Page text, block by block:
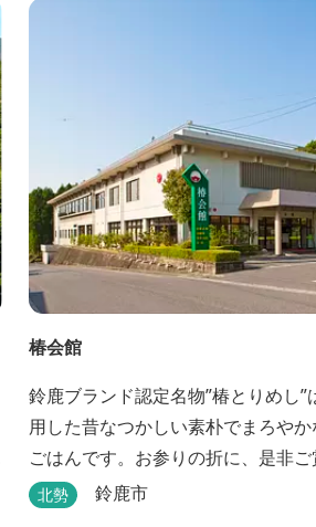
椿会館
鈴鹿ブランド認定名物”椿とりめし”
用した昔なつかしい素朴でまろや
ごはんです。お参りの折に、是非ご
お土産・婚礼・研修・宿泊・ご宴会
北勢 鈴鹿市